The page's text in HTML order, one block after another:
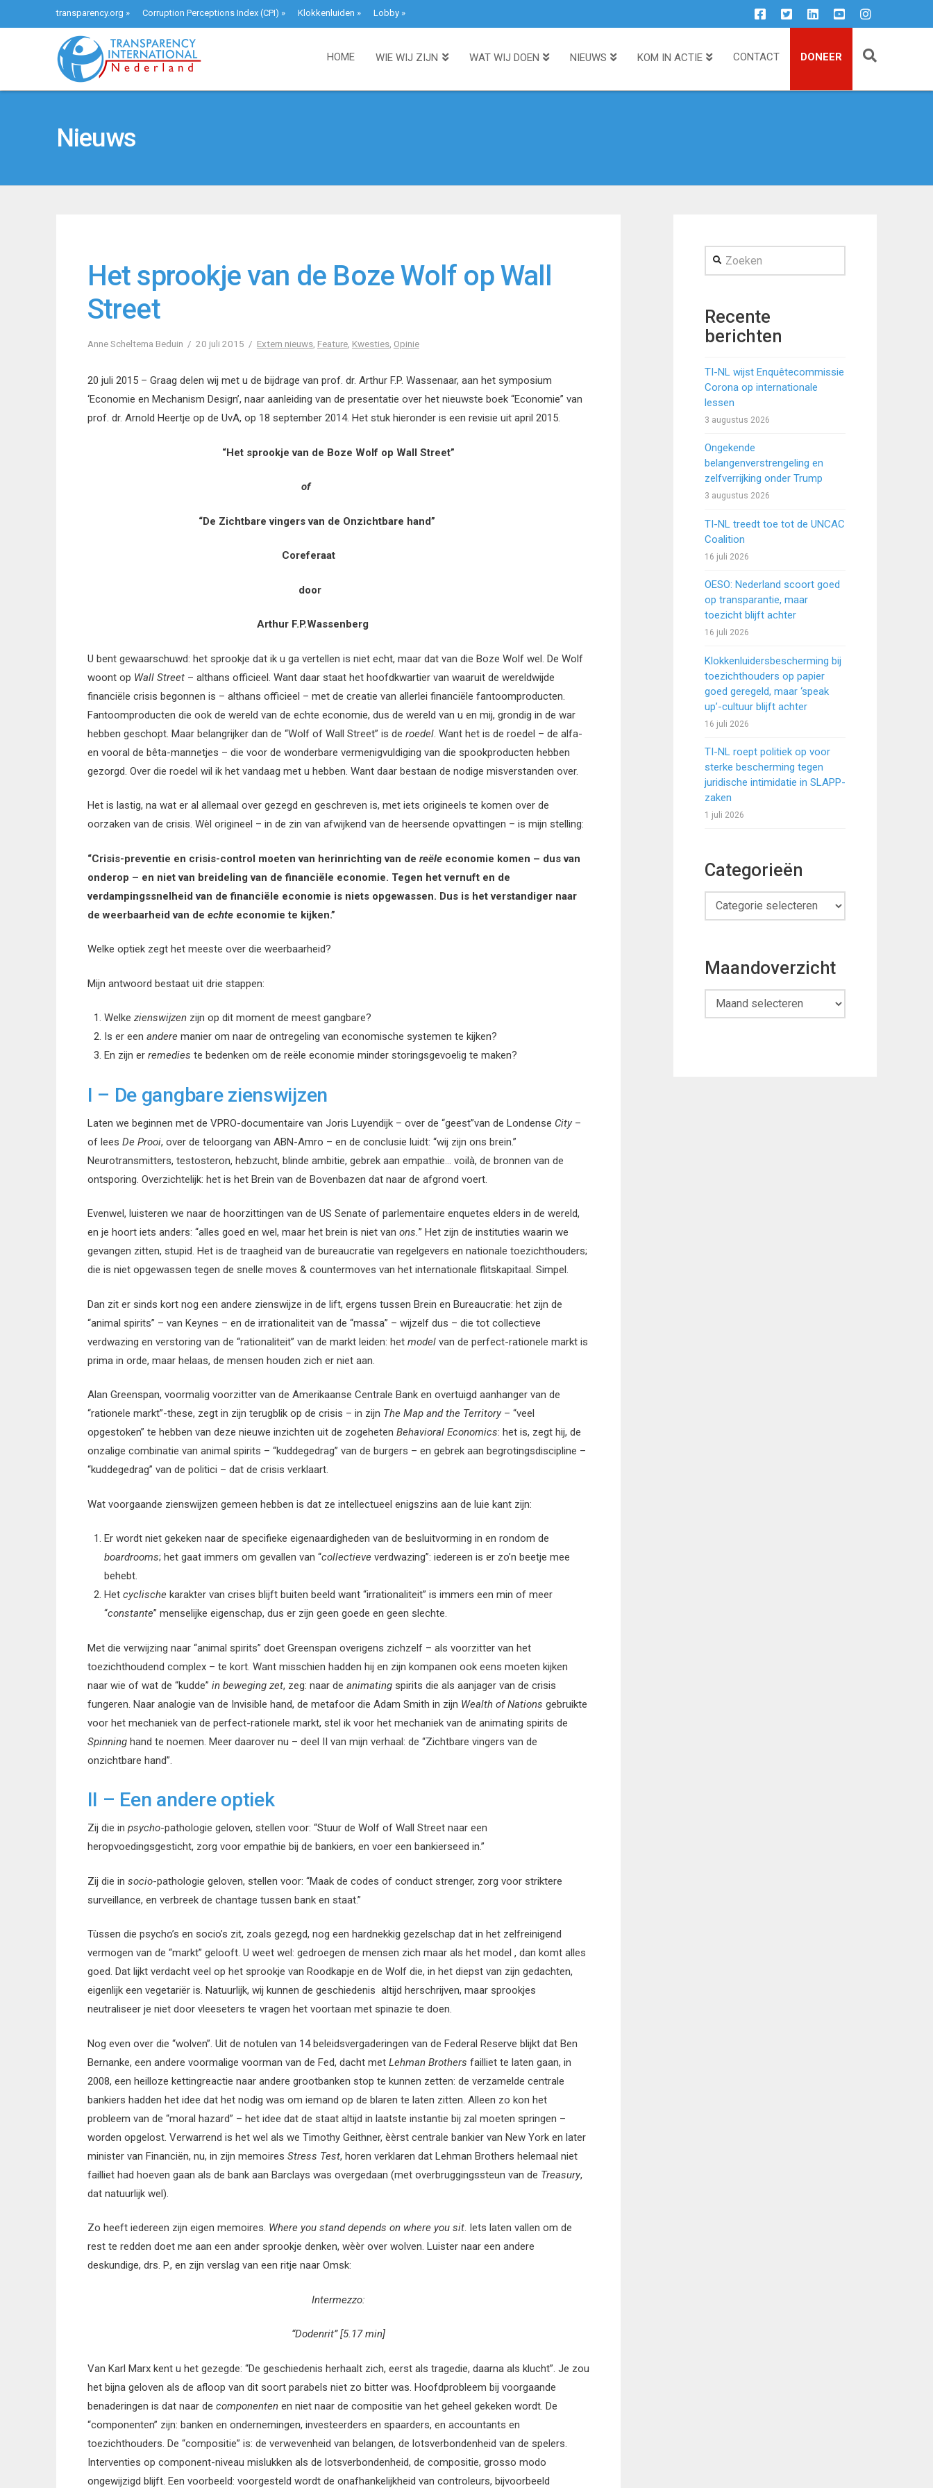
transparency.org » Corruption Perceptions Index (CPI) » Klokkenluiden » Lobby»
HOME WIE WIJ ZIJN WAT WIJ DOEN NIEUWS KOM IN ACTIE CONTACT DONEER
Nieuws
Het sprookje van de Boze Wolf op Wall
Street
Anne Scheltema Beduin 20 juli 2015 Extern nieuws, Feature, Kwesties, Opinie
20 juli 2015 – Graag delen wij met u de bijdrage van prof. dr. Arthur F.P. Wassenaar, aan het symposium
‘Economie en Mechanism Design’, naar aanleiding van de presentatie over het nieuwste boek “Economie” van
prof. dr. Arnold Heertje op de UvA, op 18 september 2014. Het stuk hieronder is een revisie uit april 2015.
“Het sprookje van de Boze Wolf op Wall Street”
of
“De Zichtbare vingers van de Onzichtbare hand”
Coreferaat
door
Arthur F.P.Wassenberg
U bent gewaarschuwd: het sprookje dat ik u ga vertellen is niet echt, maar dat van die Boze Wolf wel. De Wolf
woont op Wall Street– althans officieel. Want daar staat het hoofdkwartier van waaruit de wereldwijde
financiële crisis begonnen is – althans officieel – met de creatie van allerlei financiële fantoomproducten.
Fantoomproducten die ook de wereld van de echte economie, dus de wereld van u en mij, grondig in de war
hebben geschopt. Maar belangrijker dan de “Wolf of Wall Street” is de roedel. Want het is de roedel – de alfa-
en vooral de bêta-mannetjes – die voor de wonderbare vermenigvuldiging van die spookproducten hebben
gezorgd. Over die roedel wil ik het vandaag met u hebben. Want daar bestaan de nodige misverstanden over.
Het is lastig, na wat er al allemaal over gezegd en geschreven is, met iets origineels te komen over de
oorzaken van de crisis. Wèl origineel – in de zin van afwijkend van de heersende opvattingen – is mijn stelling:
“Crisis-preventie en crisis-control moeten van herinrichting van de reëleeconomie komen – dus van
onderop – en niet van breideling van de financiële economie. Tegen het vernuft en de
verdampingssnelheid van de financiële economie is niets opgewassen. Dus is het verstandiger naar
de weerbaarheid van de echteeconomie te kijken.”
Welke optiek zegt het meeste over die weerbaarheid?
Mijn antwoord bestaat uit drie stappen:
Welkezienswijzen zijn op dit moment de meest gangbare?
Is er eenandere manier om naar de ontregeling van economische systemen te kijken?
En zijn erremedies te bedenken om de reële economie minder storingsgevoelig te maken?
I – De gangbare zienswijzen
Laten we beginnen met de VPRO-documentaire van Joris Luyendijk – over de “geest”van de Londense City–
of lees De Prooi, over de teloorgang van ABN-Amro – en de conclusie luidt: “wij zijn ons brein.”
Neurotransmitters, testosteron, hebzucht, blinde ambitie, gebrek aan empathie… voilà, de bronnen van de
ontsporing. Overzichtelijk: het is het Brein van de Bovenbazen dat naar de afgrond voert.
Evenwel, luisteren we naar de hoorzittingen van de US Senate of parlementaire enquetes elders in de wereld,
en je hoort iets anders: “alles goed en wel, maar het brein is niet van ons.” Het zijn de instituties waarin we
gevangen zitten, stupid. Het is de traagheid van de bureaucratie van regelgevers en nationale toezichthouders;
die is niet opgewassen tegen de snelle moves & countermoves van het internationale flitskapitaal. Simpel.
Dan zit er sinds kort nog een andere zienswijze in de lift, ergens tussen Brein en Bureaucratie: het zijn de
“animal spirits” – van Keynes – en de irrationaliteit van de “massa” – wijzelf dus – die tot collectieve
verdwazing en verstoring van de “rationaliteit” van de markt leiden: het modelvan de perfect-rationele markt is
prima in orde, maar helaas, de mensen houden zich er niet aan.
Alan Greenspan, voormalig voorzitter van de Amerikaanse Centrale Bank en overtuigd aanhanger van de
“rationele markt”-these, zegt in zijn terugblik op de crisis – in zijn The Map and the Territory– “veel
opgestoken” te hebben van deze nieuwe inzichten uit de zogeheten Behavioral Economics: het is, zegt hij, de
onzalige combinatie van animal spirits – “kuddegedrag” van de burgers – en gebrek aan begrotingsdiscipline –
“kuddegedrag” van de politici – dat de crisis verklaart.
Wat voorgaande zienswijzen gemeen hebben is dat ze intellectueel enigszins aan de luie kant zijn:
Er wordt niet gekeken naar de specifieke eigenaardigheden van de besluitvorming in en rondom de
boardrooms; het gaat immers om gevallen van “collectieve verdwazing”: iedereen is er zo’n beetje mee
behebt.
Hetcyclische karakter van crises blijft buiten beeld want “irrationaliteit” is immers een min of meer
“constante” menselijke eigenschap, dus er zijn geen goede en geen slechte.
Met die verwijzing naar “animal spirits” doet Greenspan overigens zichzelf – als voorzitter van het
toezichthoudend complex – te kort. Want misschien hadden hij en zijn kompanen ook eens moeten kijken
naar wie of wat de “kudde” in beweging zet, zeg: naar de animatingspirits die als aanjager van de crisis
fungeren. Naar analogie van de Invisible hand, de metafoor die Adam Smith in zijn Wealth of Nations gebruikte
voor het mechaniek van de perfect-rationele markt, stel ik voor het mechaniek van de animating spirits de
Spinninghand te noemen. Meer daarover nu – deel II van mijn verhaal: de “Zichtbare vingers van de
onzichtbare hand”.
II – Een andere optiek
Zij die in psycho-pathologie geloven, stellen voor: “Stuur de Wolf of Wall Street naar een
heropvoedingsgesticht, zorg voor empathie bij de bankiers, en voer een bankierseed in.”
Zij die in socio-pathologie geloven, stellen voor: “Maak de codes of conduct strenger, zorg voor striktere
surveillance, en verbreek de chantage tussen bank en staat.”
Tùssen die psycho’s en socio’s zit, zoals gezegd, nog een hardnekkig gezelschap dat in het zelfreinigend
vermogen van de “markt” gelooft. U weet wel: gedroegen de mensen zich maar als het model , dan komt alles
goed. Dat lijkt verdacht veel op het sprookje van Roodkapje en de Wolf die, in het diepst van zijn gedachten,
eigenlijk een vegetariër is. Natuurlijk, wij kunnen de geschiedenis altijd herschrijven, maar sprookjes
neutraliseer je niet door vleeseters te vragen het voortaan met spinazie te doen.
Nog even over die “wolven”. Uit de notulen van 14 beleidsvergaderingen van de Federal Reserve blijkt dat Ben
Bernanke, een andere voormalige voorman van de Fed, dacht met Lehman Brothers failliet te laten gaan, in
2008, een heilloze kettingreactie naar andere grootbanken stop te kunnen zetten: de verzamelde centrale
bankiers hadden het idee dat het nodig was om iemand op de blaren te laten zitten. Alleen zo kon het
probleem van de “moral hazard” – het idee dat de staat altijd in laatste instantie bij zal moeten springen –
worden opgelost. Verwarrend is het wel als we Timothy Geithner, èèrst centrale bankier van New York en later
minister van Financiën, nu, in zijn memoires Stress Test, horen verklaren dat Lehman Brothers helemaal niet
failliet had hoeven gaan als de bank aan Barclays was overgedaan (met overbruggingssteun van de Treasury,
dat natuurlijk wel).
Zo heeft iedereen zijn eigen memoires. Where you stand depends on where you sit. Iets laten vallen om de
rest te redden doet me aan een ander sprookje denken, wèèr over wolven. Luister naar een andere
deskundige, drs. P., en zijn verslag van een ritje naar Omsk:
Intermezzo:
“Dodenrit” [5.17 min]
Van Karl Marx kent u het gezegde: “De geschiedenis herhaalt zich, eerst als tragedie, daarna als klucht”. Je zou
het bijna geloven als de afloop van dit soort parabels niet zo bitter was. Hoofdprobleem bij voorgaande
benaderingen is dat naar de componentenen niet naar de compositie van het geheel gekeken wordt. De
“componenten” zijn: banken en ondernemingen, investeerders en spaarders, en accountants en
toezichthouders. De “compositie” is: de verwevenheid van belangen, de lotsverbondenheid van de spelers.
Interventies op component-niveau mislukken als de lotsverbondenheid, de compositie, grosso modo
ongewijzigd blijft. Een voorbeeld: voorgesteld wordt de onafhankelijkheid van controleurs, bijvoorbeeld
Zoeken
Recente
berichten
TI-NL wijst Enquêtecommissie
Corona op internationale
lessen
3 augustus 2026
Ongekende
belangenverstrengeling en
zelfverrijking onder Trump
3 augustus 2026
TI-NL treedt toe tot de UNCAC
Coalition
16 juli 2026
OESO: Nederland scoort goed
op transparantie, maar
toezicht blijft achter
16 juli 2026
Klokkenluidersbescherming bij
toezichthouders op papier
goed geregeld, maar ‘speak
up’-cultuur blijft achter
16 juli 2026
TI-NL roept politiek op voor
sterke bescherming tegen
juridische intimidatie in SLAPP-
zaken
1 juli 2026
Categorieën
Categorieën
Maandoverzicht
Maandoverzicht